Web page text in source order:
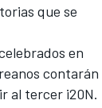
que se
en
contarán
al tercer i20N.